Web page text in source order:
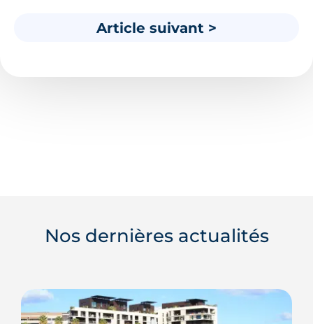
Article suivant >
Nos dernières actualités